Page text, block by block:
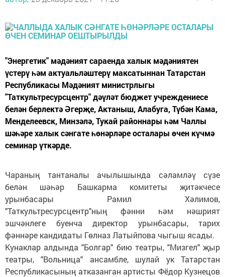
"Энергетик" мәдәният сараенда халык мәдәниятен
үстерү һәм актуальләштерү максатыннан Татарстан
Республикасы Мәдәният министрлыгы
"Таткультресурсцентр" дәүләт бюджет учреждениесе
белән берлектә Әгерҗе, Актаныш, Алабуга, Түбән Кама,
Менделеевск, Минзәлә, Тукай районнары һәм Чаллы
шәһәре халык сәнгате һөнәрләре осталары өчен күчмә
семинар үткәрде.
Чараның тантаналы ачылышында сәламләү сүзе
белән шәһәр Башкарма комитеты җитәкчесе
урынбасары Рамил Хәлимов,
"Таткультресурсцентр"ның фәнни һәм нәшрият
эшчәнлеге буенча директор урынбасары, тарих
фәннәре кандидаты Гөлназ Латыйпова чыгыш ясады.
Кунаклар алдында "Болгар" бию театры, "Мизгел" җыр
театры, "Вольница" ансамбле, шулай ук Татарстан
Республикасының атказанган артисты Фёдор Кузнецов